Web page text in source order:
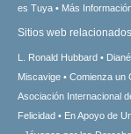
es Tuya
Más
Sitios web relacionados
L. Ronald Hubbard
Miscavige
Comienza un
Asociación Internacional
Felicidad
En Apoyo de